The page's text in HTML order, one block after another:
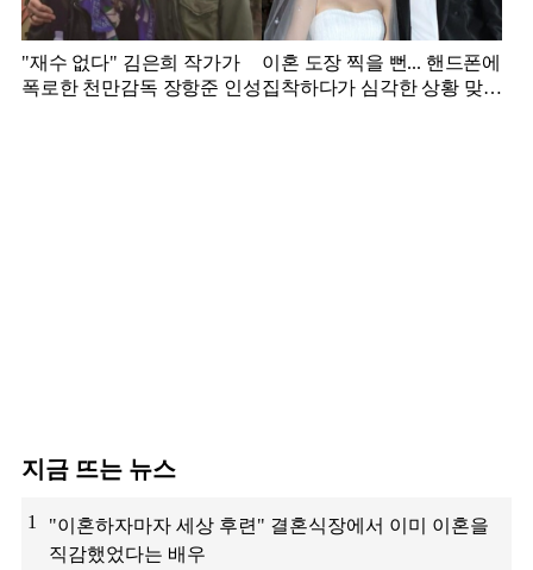
"재수 없다" 김은희 작가가
폭로한 천만감독 장항준 인성
이혼 도장 찍을 뻔... 핸드폰에
집착하다가 심각한 상황 맞은
지금 뜨는 뉴스
1
"이혼하자마자 세상 후련" 결혼식장에서 이미 이혼을
직감했었다는 배우